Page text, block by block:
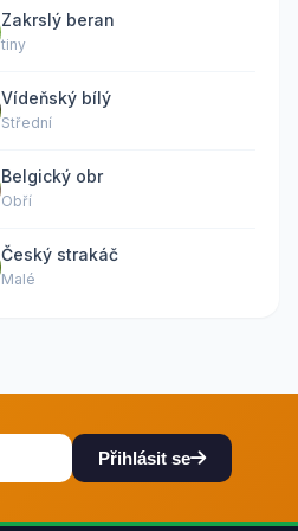
Zakrslý beran
tiny
Vídeňský bílý
Střední
Belgický obr
Obří
Český strakáč
Malé
Přihlásit se